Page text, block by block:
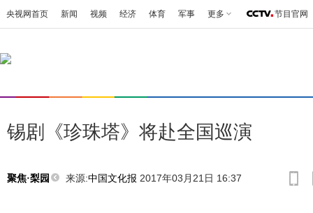
央视网首页 新闻 视频 经济 体育 军事 更多 节目官网
锡剧《珍珠塔》将赴全国巡演
聚焦·梨园 来源:中国文化报 2017年03月21日 16:37